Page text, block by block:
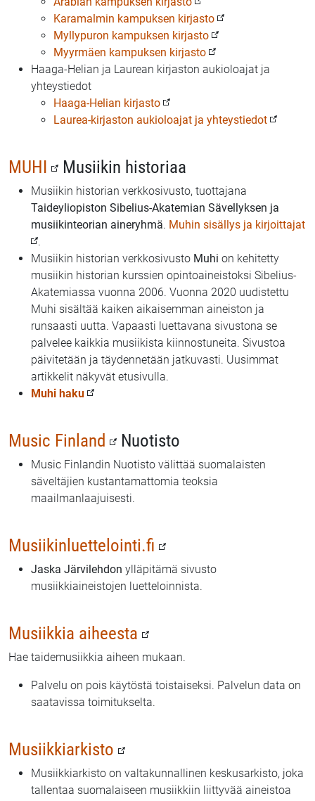
Karamalmin kampuksen kirjasto
Myllypuron kampuksen kirjasto
Myyrmäen kampuksen kirjasto
Haaga-Helian ja Laurean kirjaston aukioloajat ja
yhteystiedot
Haaga-Helian kirjasto
Laurea-kirjaston aukioloajat ja yhteystiedot
MUHI Musiikin historiaa
Musiikin historian verkkosivusto, tuottajana
Taideyliopiston Sibelius-Akatemian Sävellyksen ja
musiikinteorian aineryhmä. Muhin sisällys ja kirjoittajat
.
Musiikin historian verkkosivusto Muhi on kehitetty
musiikin historian kurssien opintoaineistoksi Sibelius-
Akatemiassa vuonna 2006. Vuonna 2020 uudistettu
Muhi sisältää kaiken aikaisemman aineiston ja
runsaasti uutta. Vapaasti luettavana sivustona se
palvelee kaikkia musiikista kiinnostuneita. Sivustoa
päivitetään ja täydennetään jatkuvasti. Uusimmat
artikkelit näkyvät etusivulla.
Muhi haku
Music Finland Nuotisto
Music Finlandin Nuotisto välittää suomalaisten
säveltäjien kustantamattomia teoksia
maailmanlaajuisesti.
Musiikinluettelointi.fi
Jaska Järvilehdon ylläpitämä sivusto
musiikkiaineistojen luetteloinnista.
Musiikkia aiheesta
Hae taidemusiikkia aiheen mukaan.
Palvelu on pois käytöstä toistaiseksi. Palvelun data on
saatavissa toimitukselta.
Musiikkiarkisto
Musiikkiarkisto on valtakunnallinen keskusarkisto, joka
tallentaa suomalaiseen musiikkiin liittyvää aineistoa